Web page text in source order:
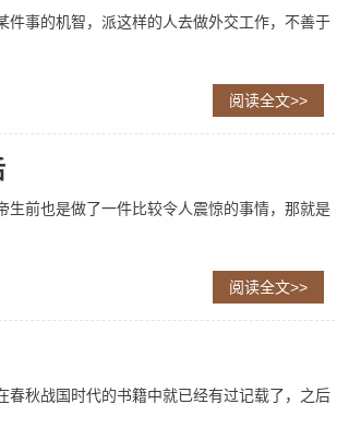
件事的机智，派这样的人去做外交工作，不善于
阅读全文>>
生前也是做了一件比较令人震惊的事情，那就是
阅读全文>>
春秋战国时代的书籍中就已经有过记载了，之后